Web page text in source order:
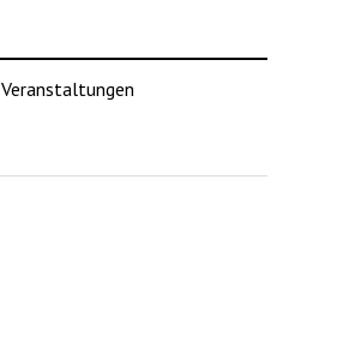
Veranstaltungen